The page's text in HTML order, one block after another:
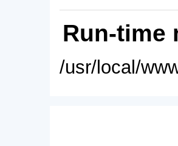
Run-time
/usr/local/